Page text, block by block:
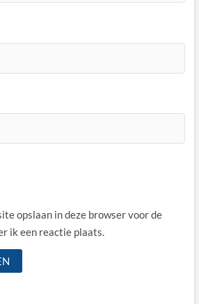
opslaan in deze browser voor de
ik een reactie plaats.